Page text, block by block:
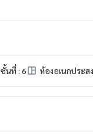
ชั้นที่ : 6 ห้องอเนกประส